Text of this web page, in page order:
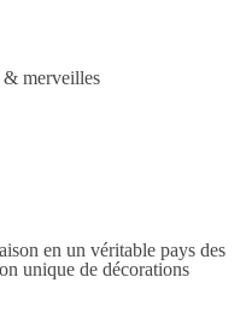
en un véritable pays des
unique de décorations